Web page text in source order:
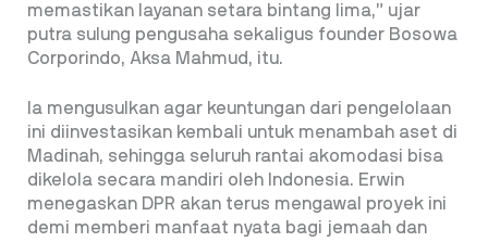
memastikan layanan setara bintang lima,” ujar
putra sulung pengusaha sekaligus founder Bosowa
Corporindo, Aksa Mahmud, itu.
Ia mengusulkan agar keuntungan dari pengelolaan
ini diinvestasikan kembali untuk menambah aset di
Madinah, sehingga seluruh rantai akomodasi bisa
dikelola secara mandiri oleh Indonesia. Erwin
menegaskan DPR akan terus mengawal proyek ini
demi memberi manfaat nyata bagi jemaah dan